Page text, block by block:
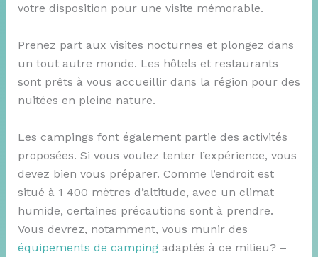
votre disposition pour une visite mémorable.
Prenez part aux visites nocturnes et plongez dans
un tout autre monde. Les hôtels et restaurants
sont prêts à vous accueillir dans la région pour des
nuitées en pleine nature.
Les campings font également partie des activités
proposées. Si vous voulez tenter l’expérience, vous
devez bien vous préparer. Comme l’endroit est
situé à 1 400 mètres d’altitude, avec un climat
humide, certaines précautions sont à prendre.
Vous devrez, notamment, vous munir des
équipements de campingadaptés à ce milieu? –